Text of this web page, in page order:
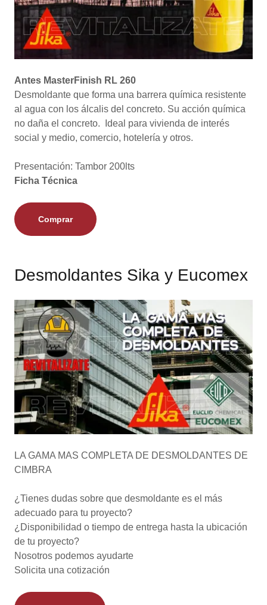
Antes MasterFinish RL 260
Desmoldante que forma una barrera química resistente
al agua con los álcalis del concreto. Su acción química
no daña el concreto. Ideal para vivienda de interés
social y medio, comercio, hotelería y otros.
Presentación: Tambor 200lts
Ficha Técnica
Comprar
Desmoldantes Sika y Eucomex
LA GAMA MAS COMPLETA DE DESMOLDANTES DE
CIMBRA
¿Tienes dudas sobre que desmoldante es el más
adecuado para tu proyecto?
¿Disponibilidad o tiempo de entrega hasta la ubicación
de tu proyecto?
Nosotros podemos ayudarte
Solicita una cotización